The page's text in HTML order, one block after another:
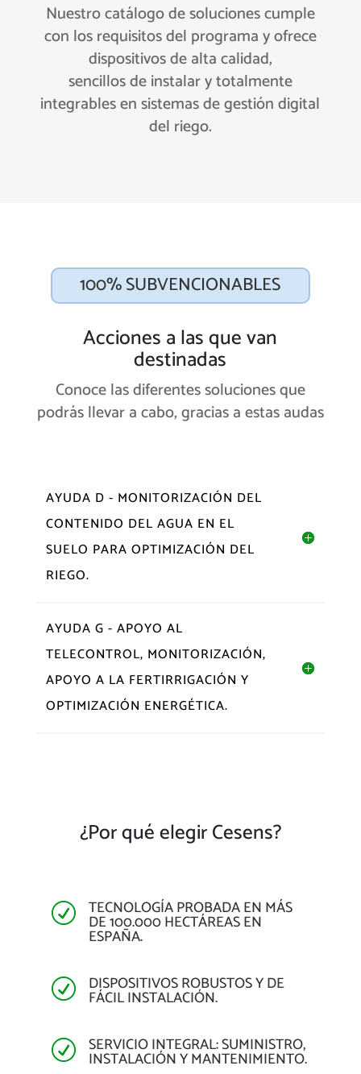
Nuestro catálogo de soluciones cumple
con los requisitos del programa y ofrece
dispositivos de alta calidad,
sencillos de instalar y totalmente
integrables en sistemas de gestión digital
del riego.
100% SUBVENCIONABLES
Acciones a las que van
destinadas
Conoce las diferentes soluciones que
podrás llevar a cabo, gracias a estas audas
AYUDA D - MONITORIZACIÓN DEL
CONTENIDO DEL AGUA EN EL
SUELO PARA OPTIMIZACIÓN DEL
RIEGO.
AYUDA G - APOYO AL
TELECONTROL, MONITORIZACIÓN,
APOYO A LA FERTIRRIGACIÓN Y
OPTIMIZACIÓN ENERGÉTICA.
¿Por qué elegir Cesens?
R TECNOLOGÍA PROBADA EN MÁS
DE 100.000 HECTÁREAS EN
ESPAÑA.
R DISPOSITIVOS ROBUSTOS Y DE
FÁCIL INSTALACIÓN.
R SERVICIO INTEGRAL: SUMINISTRO,
INSTALACIÓN Y MANTENIMIENTO.